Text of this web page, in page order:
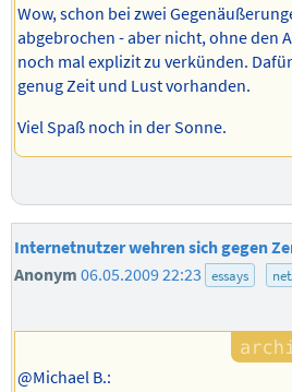
Wow, schon bei zwei
abgebrochen - aber nicht, ohne den
noch mal explizit zu verkünden.
genug Zeit und Lust vorhanden.
Viel Spaß noch in der Sonne.
Internetnutzer wehren sich gegen
Anonym 06.05.2009 22:23 essays
@Michael B.: